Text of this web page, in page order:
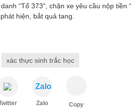
“Tổ 373”, chặn xe yêu cầu nộp tiền
hiện, bắt quả tang.
xác thực sinh trắc học
Zalo
Zalo Copy